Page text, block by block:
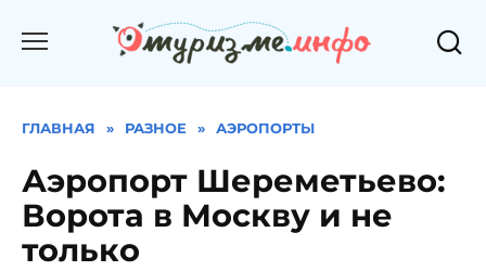
ГЛАВНАЯ » РАЗНОЕ » АЭРОПОРТЫ
Аэропорт Шереметьево:
Ворота в Москву и не
только